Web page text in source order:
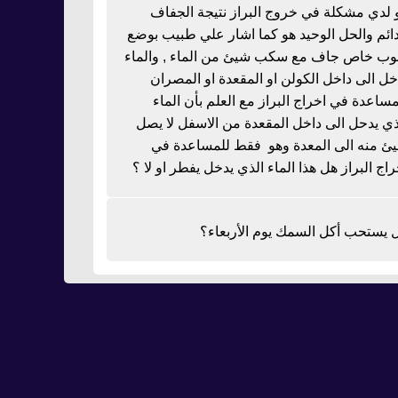
لدي مشكلة في خروج البراز نتيجة الجفاف
والحل الوحيد هو كما اشار علي طبيب بوضع
خاص جاف مع سكب شيئ من الماء , والماء
الى داخل الكولن او المقعدة او المصران
في اخراج البراز مع العلم بأن الماء
يدحل الى داخل المقعدة من الاسفل لا يصل
منه الى المعدة وهو فقط للمساعدة في
البراز هل هذا الماء الذي يدخل يفطر او لا ؟
يستحب أكل السمك يوم الأربعاء؟